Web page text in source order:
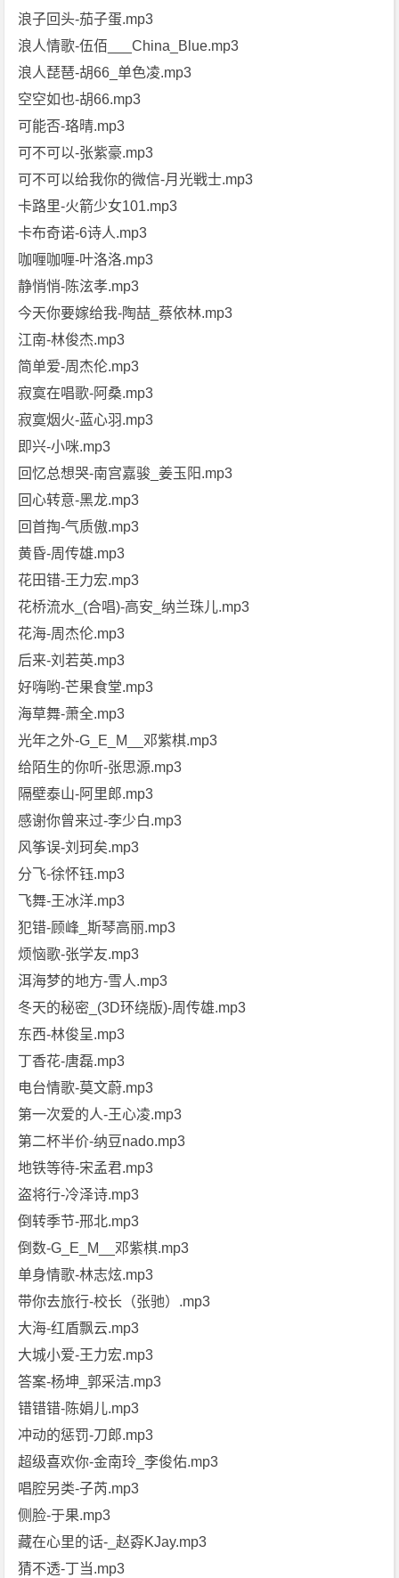
浪子回头-茄子蛋.mp3
浪人情歌-伍佰___China_Blue.mp3
浪人琵琶-胡66_单色凌.mp3
空空如也-胡66.mp3
可能否-珞晴.mp3
可不可以-张紫豪.mp3
可不可以给我你的微信-月光戦士.mp3
卡路里-火箭少女101.mp3
卡布奇诺-6诗人.mp3
咖喱咖喱-叶洛洛.mp3
静悄悄-陈泫孝.mp3
今天你要嫁给我-陶喆_蔡依林.mp3
江南-林俊杰.mp3
简单爱-周杰伦.mp3
寂寞在唱歌-阿桑.mp3
寂寞烟火-蓝心羽.mp3
即兴-小咪.mp3
回忆总想哭-南宫嘉骏_姜玉阳.mp3
回心转意-黑龙.mp3
回首掏-气质傲.mp3
黄昏-周传雄.mp3
花田错-王力宏.mp3
花桥流水_(合唱)-高安_纳兰珠儿.mp3
花海-周杰伦.mp3
后来-刘若英.mp3
好嗨哟-芒果食堂.mp3
海草舞-萧全.mp3
光年之外-G_E_M__邓紫棋.mp3
给陌生的你听-张思源.mp3
隔壁泰山-阿里郎.mp3
感谢你曾来过-李少白.mp3
风筝误-刘珂矣.mp3
分飞-徐怀钰.mp3
飞舞-王冰洋.mp3
犯错-顾峰_斯琴高丽.mp3
烦恼歌-张学友.mp3
洱海梦的地方-雪人.mp3
冬天的秘密_(3D环绕版)-周传雄.mp3
东西-林俊呈.mp3
丁香花-唐磊.mp3
电台情歌-莫文蔚.mp3
第一次爱的人-王心凌.mp3
第二杯半价-纳豆nado.mp3
地铁等待-宋孟君.mp3
盗将行-冷泽诗.mp3
倒转季节-邢北.mp3
倒数-G_E_M__邓紫棋.mp3
单身情歌-林志炫.mp3
带你去旅行-校长（张驰）.mp3
大海-红盾飘云.mp3
大城小爱-王力宏.mp3
答案-杨坤_郭采洁.mp3
错错错-陈娟儿.mp3
冲动的惩罚-刀郎.mp3
超级喜欢你-金南玲_李俊佑.mp3
唱腔另类-子芮.mp3
侧脸-于果.mp3
藏在心里的话-_赵孬KJay.mp3
猜不透-丁当.mp3